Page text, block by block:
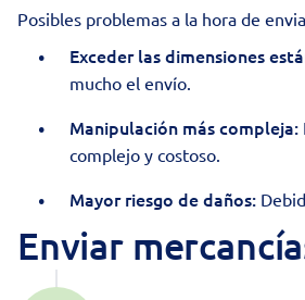
Posibles problemas a la hora de
Exceder las dimensiones
mucho el envío.
Manipulación más compleja:
complejo y costoso.
Mayor riesgo de daños:
Enviar